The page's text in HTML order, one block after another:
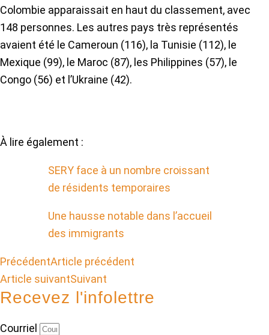
Colombie apparaissait en haut du classement, avec
148 personnes. Les autres pays très représentés
avaient été le Cameroun (116), la Tunisie (112), le
Mexique (99), le Maroc (87), les Philippines (57), le
Congo (56) et l’Ukraine (42).
À lire également :
SERY face à un nombre croissant
de résidents temporaires
Une hausse notable dans l’accueil
des immigrants
PrécédentArticle précédent
Article suivantSuivant
Recevez l'infolettre
Courriel